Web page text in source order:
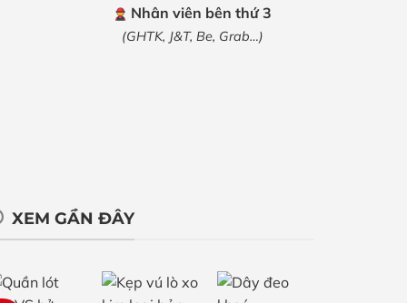
Nhân viên bên thứ 3
(GHTK, J&T, Be, Grab…)
XEM GẦN ĐÂY